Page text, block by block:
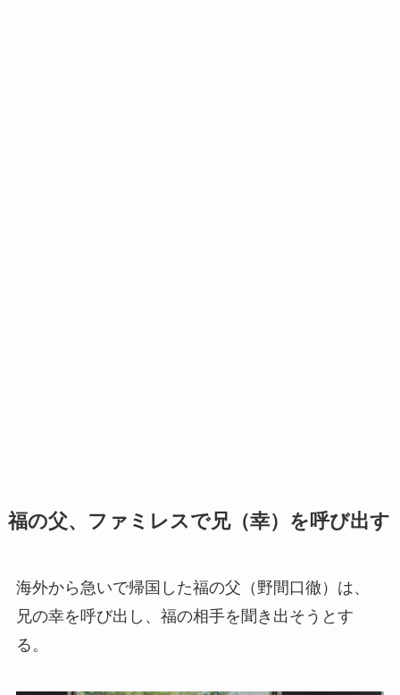
福の父、ファミレスで兄（幸）を呼び出す
海外から急いで帰国した福の父（野間口徹）は、
兄の幸を呼び出し、福の相手を聞き出そうとす
る。